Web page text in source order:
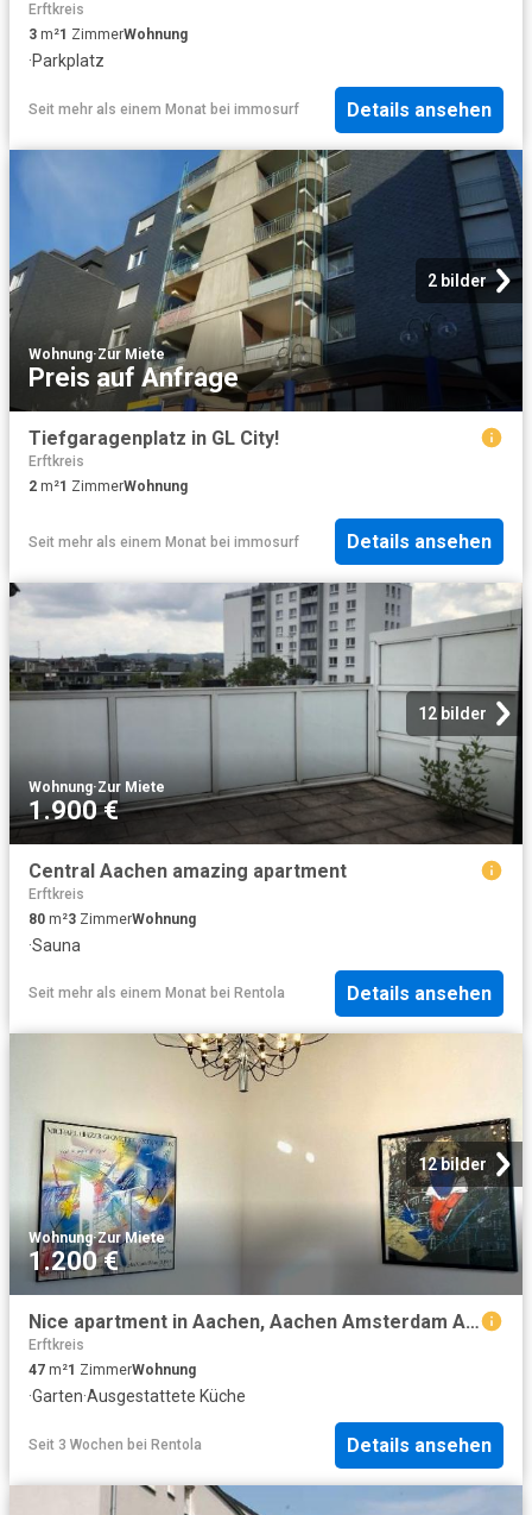
Erftkreis
3 m²1 ZimmerWohnung
·Parkplatz
Seit mehr als einem Monat bei immosurf Details ansehen
2 bilder
Wohnung·Zur Miete
Preis auf Anfrage
Tiefgaragenplatz in GL City!
Erftkreis
2 m²1 ZimmerWohnung
Seit mehr als einem Monat bei immosurf Details ansehen
12 bilder
Wohnung·Zur Miete
1.900 €
Central Aachen amazing apartment
Erftkreis
80 m²3 ZimmerWohnung
·Sauna
Seit mehr als einem Monat bei Rentola Details ansehen
12 bilder
Wohnung·Zur Miete
1.200 €
Nice apartment in Aachen, Aachen Amsterdam Apartments for Rent
Erftkreis
47 m²1 ZimmerWohnung
·Garten·Ausgestattete Küche
Seit 3 Wochen bei Rentola Details ansehen